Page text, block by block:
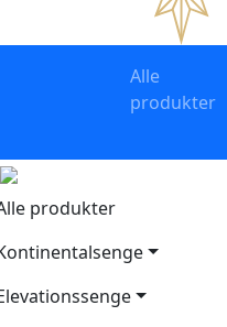
Alle
produkter
produkter